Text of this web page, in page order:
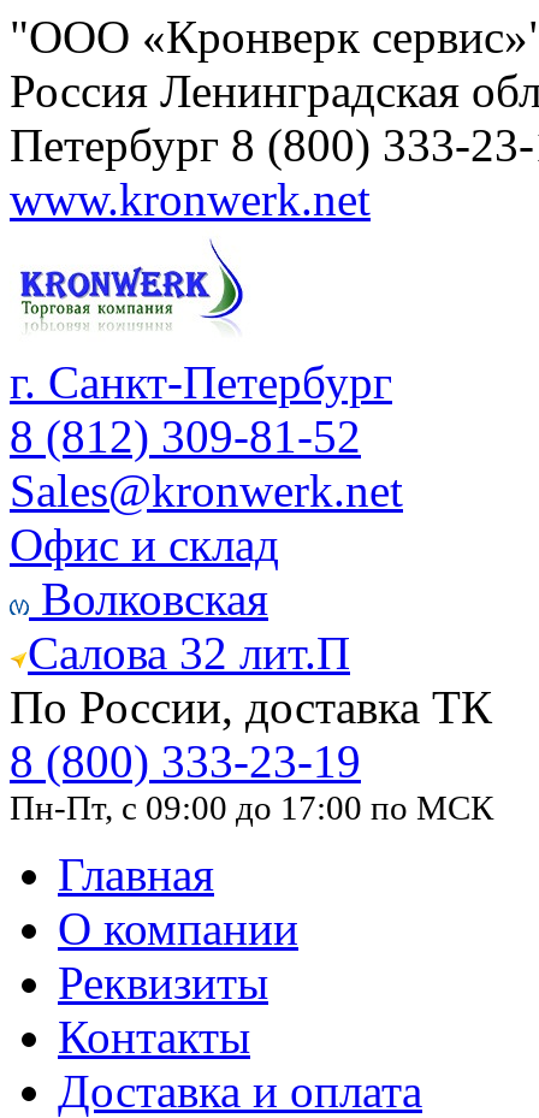
"ООО «Кронверк
Россия Ленинградская
Петербург 8 (800) 333-
www.kronwerk.net
г. Санкт-Петербург
8 (812) 309-81-52
Sales@kronwerk.net
Офис и склад
Волковская
Салова 32 лит.П
По России, доставка ТК
8 (800) 333-23-19
Пн-Пт, с 09:00 до 17:00 по МСК
Главная
О компании
Реквизиты
Контакты
Доставка и оплата